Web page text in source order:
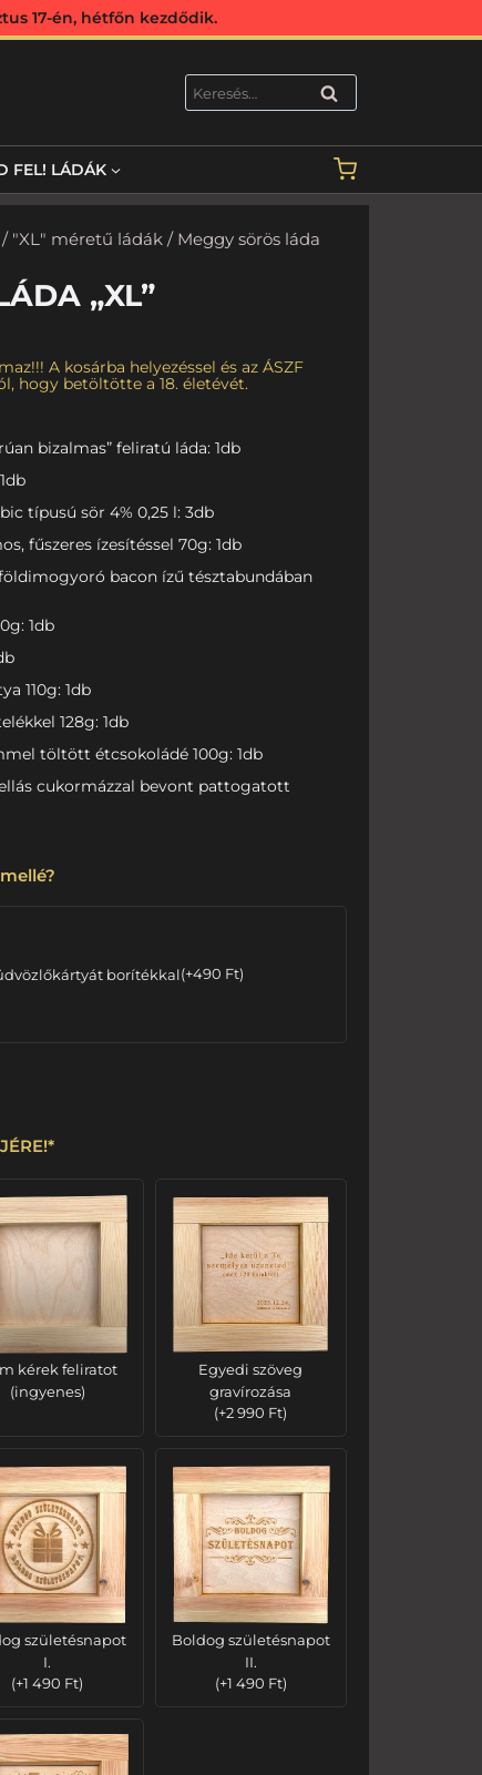
17-én, hétfőn kezdődik.
KERESÉS
FEL! LÁDÁK
"XL" méretű ládák/ Meggy sörös láda
„XL”
A kosárba helyezéssel és az ÁSZF
hogy betöltötte a 18. életévét.
bizalmas” feliratú láda: 1db
típusú sör 4% 0,25 l: 3db
fűszeres ízesítéssel 70g: 1db
bacon ízű tésztabundában
1db
110g: 1db
128g: 1db
töltött étcsokoládé 100g: 1db
cukormázzal bevont pattogatott
borítékkal(+490 Ft)
*
kérek feliratot
(ingyenes)
Egyedi szöveg
gravírozása
(+2 990 Ft)
születésnapot
I.
(+1 490 Ft)
Boldog születésnapot
II.
(+1 490 Ft)